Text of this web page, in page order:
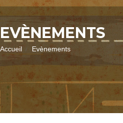
EVÈNEMENTS
Accueil Evènements